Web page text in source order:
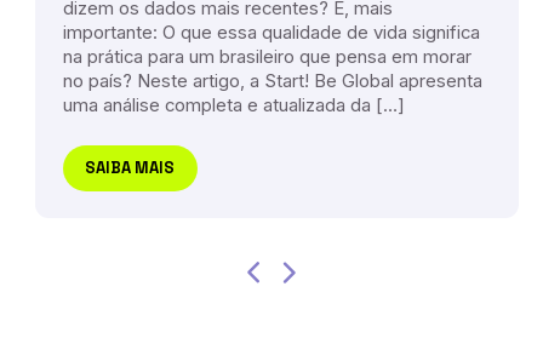
dizem os dados mais recentes? E, mais
importante: O que essa qualidade de vida significa
na prática para um brasileiro que pensa em morar
no país? Neste artigo, a Start! Be Global apresenta
uma análise completa e atualizada da […]
SAIBA MAIS